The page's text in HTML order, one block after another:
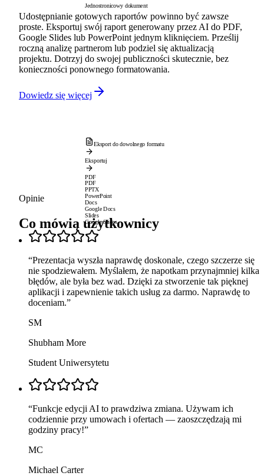
Jednostronicowy dokument
Udostępnianie gotowych raportów powinno być zawsze
proste. Eksportuj swój raport generowany przez AI do PDF,
Google Slides lub PowerPoint jednym kliknięciem. Prześlij
roczną analizę partnerom lub podziel się aktualizacją
projektu. Dotrzyj do swojej publiczności skutecznie, bez
konieczności ponownego formatowania.
Dowiedz się więcej
Eksport do dowolnego formatu
Eksportuj
PDF
PDF
PPTX
PowerPoint
Docs
Google Docs
Slides
Google Slides
Opinie
Co mówią użytkownicy
“Prezentacja wyszła naprawdę doskonale, czego szczerze się
nie spodziewałem. Myślałem, że napotkam przynajmniej kilka
błędów, ale była bez wad. Dzięki za stworzenie tak pięknej
aplikacji i zapewnienie takich usług za darmo. Naprawdę to
doceniam.”
SM
Shubham More
Student Uniwersytetu
“Funkcje edycji AI to prawdziwa zmiana. Używam ich
codziennie przy umowach i ofertach — zaoszczędzają mi
godziny pracy!”
MC
Michael Carter